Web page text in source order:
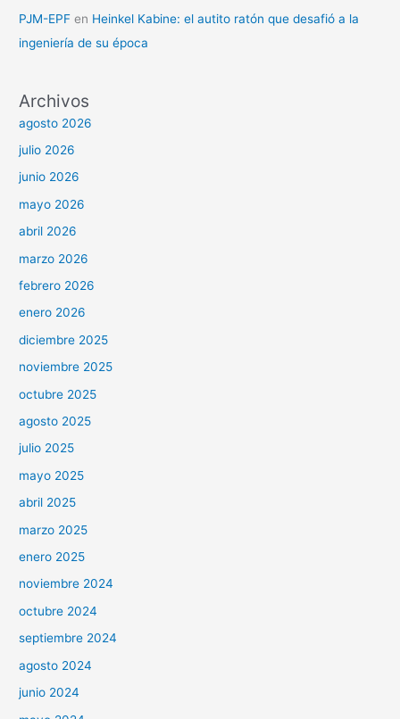
PJM-EPF en Heinkel Kabine: el autito ratón que desafió a la
ingeniería de su época
Archivos
agosto 2026
julio 2026
junio 2026
mayo 2026
abril 2026
marzo 2026
febrero 2026
enero 2026
diciembre 2025
noviembre 2025
octubre 2025
agosto 2025
julio 2025
mayo 2025
abril 2025
marzo 2025
enero 2025
noviembre 2024
octubre 2024
septiembre 2024
agosto 2024
junio 2024